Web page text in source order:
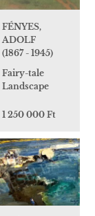
FÉNYES,
ADOLF
(1867 - 1945)
Fairy-tale
Landscape
1 250 000 Ft